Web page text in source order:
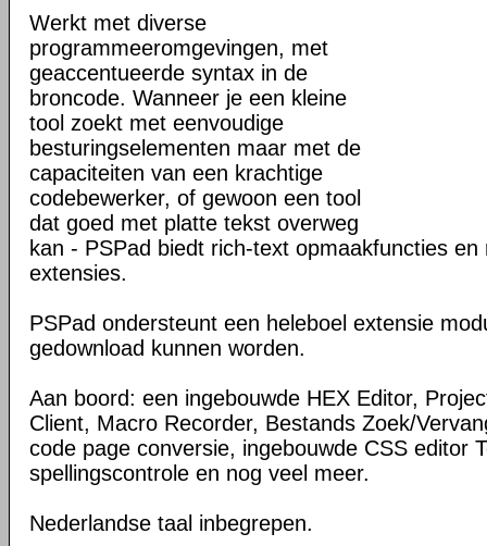
Werkt met diverse
programmeeromgevingen, met
geaccentueerde syntax in de
broncode. Wanneer je een kleine
tool zoekt met eenvoudige
besturingselementen maar met de
capaciteiten van een krachtige
codebewerker, of gewoon een tool
dat goed met platte tekst overweg
kan - PSPad biedt rich-text opmaakfuncties en
extensies.
PSPad ondersteunt een heleboel extensie
gedownload kunnen worden.
Aan boord: een ingebouwde HEX Editor,
Client, Macro Recorder, Bestands Zoek/
code page conversie, ingebouwde CSS editor
spellingscontrole en nog veel meer.
Nederlandse taal inbegrepen.